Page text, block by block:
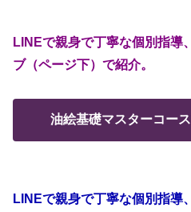
LINEで親身で丁寧な個別指導
ブ（ページ下）で紹介。
油絵基礎マスターコー
LINEで親身で丁寧な個別指導